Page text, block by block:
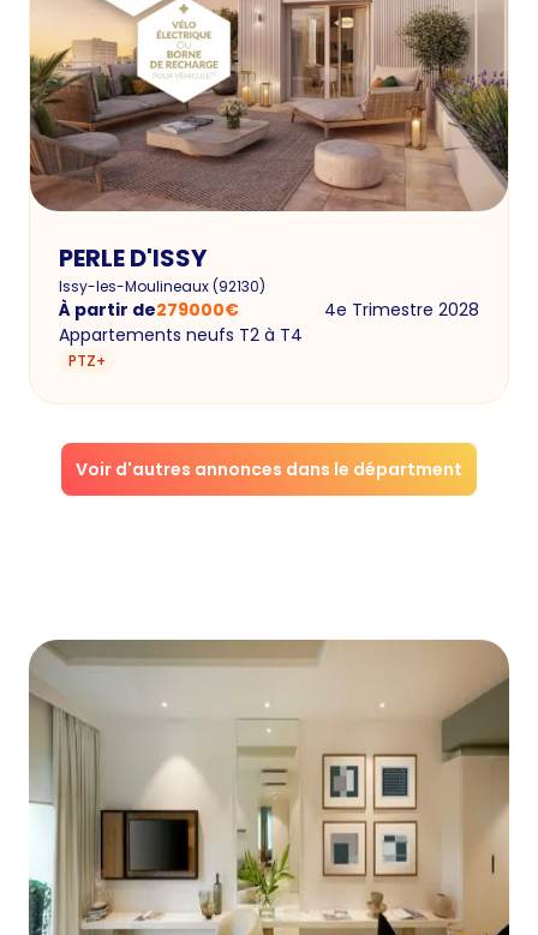
PERLE D'ISSY
Issy-les-Moulineaux(92130)
À partir de279000€
4e Trimestre 2028
Appartements neufs T2 à T4
PTZ+
Voir d'autres annonces dans le départment